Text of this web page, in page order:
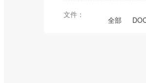
文件：
全部